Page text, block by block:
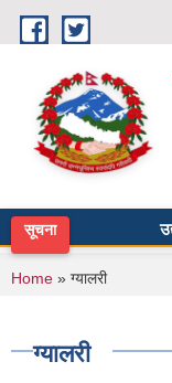
Skip to main content
सूचना
You are
Home » ग्यालरी
ग्यालरी